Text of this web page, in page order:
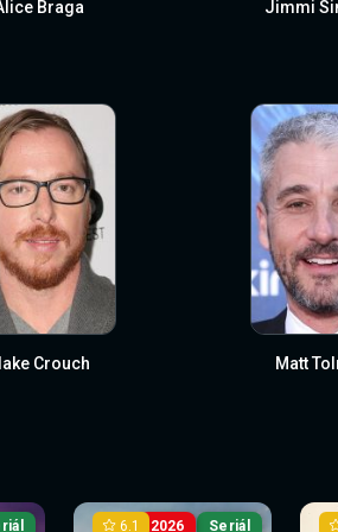
Braga Jimmi
Crouch Matt
2026
6.1 Seriál